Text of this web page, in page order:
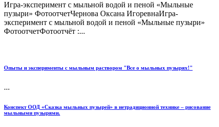
Игра-эксперимент с мыльной водой и пеной «Мыльные
пузыри» ФотоотчетЧернова Оксана ИгоревнаИгра-
эксперимент с мыльной водой и пеной «Мыльные пузыри»
ФотоотчетФотоотчёт :...
Опыты и эксперименты с мыльным раствором "Все о мыльных пузырях!"
...
Конспект ООД «Сказка мыльных пузырей» в нетрадиционной технике – рисование
мыльными пузырями.